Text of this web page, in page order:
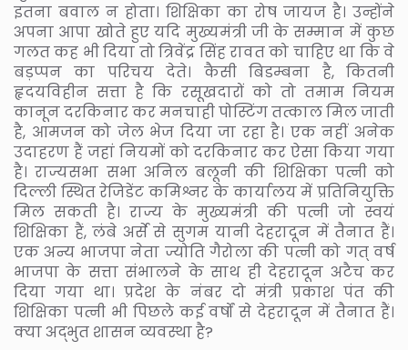
इतना बवाल न होता। शिक्षिका का रोष जायज है। उन्होंने
अपना आपा खोते हुए यदि मुख्यमंत्री जी के सम्मान में कुछ
गलत कह भी दिया तो त्रिवेंद्र सिंह रावत को चाहिए था कि वे
बड़प्पन का परिचय देते। कैसी बिडम्बना है, कितनी
हृदयविहीन सत्ता है कि रसूखदारों को तो तमाम नियम
कानून दरकिनार कर मनचाही पोस्टिंग तत्काल मिल जाती
है, आमजन को जेल भेज दिया जा रहा है। एक नहीं अनेक
उदाहरण हैं जहां नियमों को दरकिनार कर ऐसा किया गया
है। राज्यसभा सभा अनिल बलूनी की शिक्षिका पत्नी को
दिल्ली स्थित रेजिडेंट कमिश्नर के कार्यालय में प्रतिनियुक्ति
मिल सकती है। राज्य के मुख्यमंत्री की पत्नी जो स्वयं
शिक्षिका हैं, लंबे अर्से से सुगम यानी देहरादून में तैनात हैं।
एक अन्य भाजपा नेता ज्योति गैरोला की पत्नी को गत् वर्ष
भाजपा के सत्ता संभालने के साथ ही देहरादून अटैच कर
दिया गया था। प्रदेश के नंबर दो मंत्री प्रकाश पंत की
शिक्षिका पत्नी भी पिछले कई वर्षों से देहरादून में तैनात हैं।
क्या अद्भुत शासन व्यवस्था है?